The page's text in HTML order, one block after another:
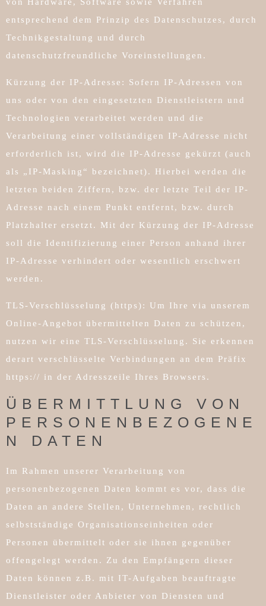
entsprechend dem Prinzip des Datenschutzes, durch
Technikgestaltung und durch
datenschutzfreundliche Voreinstellungen.
Kürzung der IP-Adresse: Sofern IP-Adressen von
uns oder von den eingesetzten Dienstleistern und
Technologien verarbeitet werden und die
Verarbeitung einer vollständigen IP-Adresse nicht
erforderlich ist, wird die IP-Adresse gekürzt (auch
als „IP-Masking“ bezeichnet). Hierbei werden die
letzten beiden Ziffern, bzw. der letzte Teil der IP-
Adresse nach einem Punkt entfernt, bzw. durch
Platzhalter ersetzt. Mit der Kürzung der IP-Adresse
soll die Identifizierung einer Person anhand ihrer
IP-Adresse verhindert oder wesentlich erschwert
werden.
TLS-Verschlüsselung (https): Um Ihre via unserem
Online-Angebot übermittelten Daten zu schützen,
nutzen wir eine TLS-Verschlüsselung. Sie erkennen
derart verschlüsselte Verbindungen an dem Präfix
https:// in der Adresszeile Ihres Browsers.
ÜBERMITTLUNG VON
PERSONENBEZOGENE
N DATEN
Im Rahmen unserer Verarbeitung von
personenbezogenen Daten kommt es vor, dass die
Daten an andere Stellen, Unternehmen, rechtlich
selbstständige Organisationseinheiten oder
Personen übermittelt oder sie ihnen gegenüber
offengelegt werden. Zu den Empfängern dieser
Daten können z.B. mit IT-Aufgaben beauftragte
Dienstleister oder Anbieter von Diensten und